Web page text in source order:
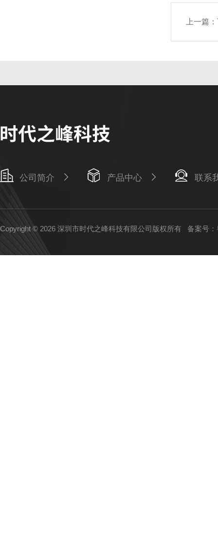
上一篇：
公司简介 产品中心 联系
Copyright © 2026 深圳市时代之峰科技有限公司版权所有 备案号